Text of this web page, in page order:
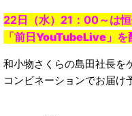
22日（水）21：00～は
「前日YouTubeLive」を
和小物さくらの島田社長を
コンビネーションでお届け